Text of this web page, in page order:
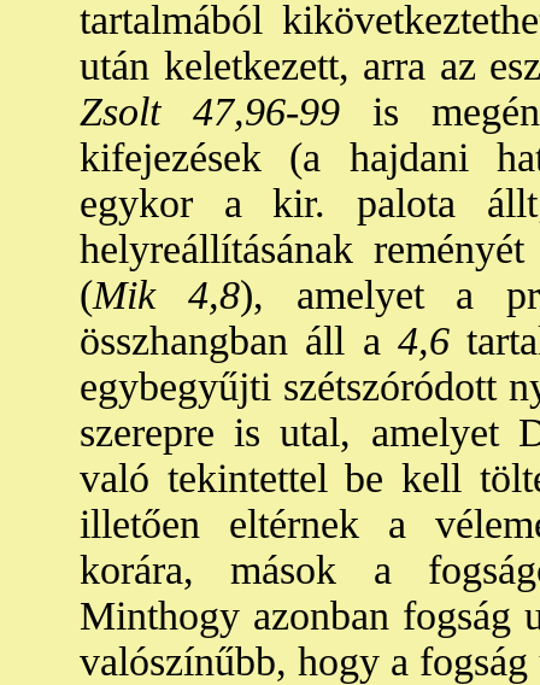
tartalmából
után keletkezett, arra az
Zsolt 47,96-99 is
kifejezések (a hajdani
egykor a kir. palota
helyreállításának
(Mik 4,8), amelyet a
összhangban áll a 4,6
egybegyűjti szétszóródott
szerepre is utal, amelyet
való tekintettel be kell
illetően eltérnek a
korára, mások a
Minthogy azonban fogság
valószínűbb, hogy a